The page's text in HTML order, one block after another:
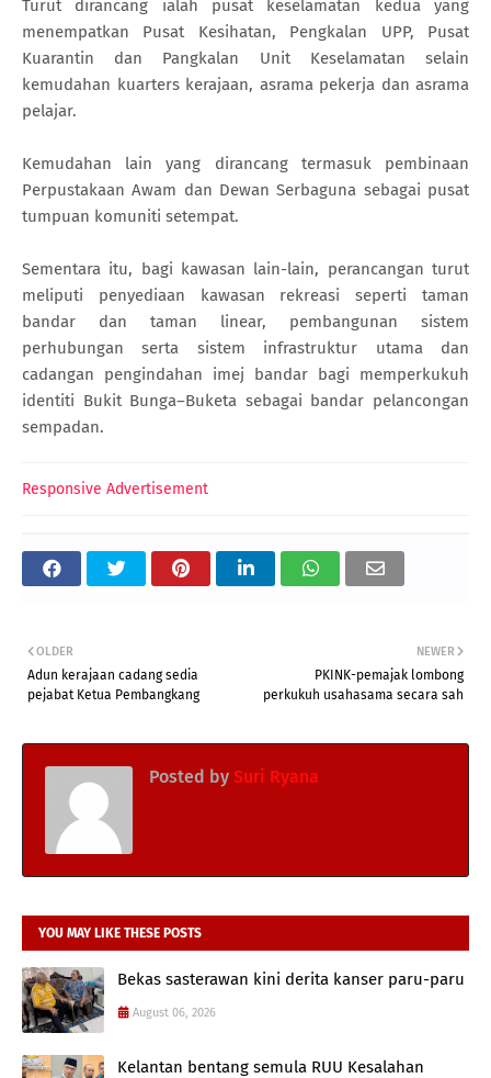
Turut dirancang ialah pusat keselamatan kedua yang
menempatkan Pusat Kesihatan, Pengkalan UPP, Pusat
Kuarantin dan Pangkalan Unit Keselamatan selain
kemudahan kuarters kerajaan, asrama pekerja dan asrama
pelajar.
Kemudahan lain yang dirancang termasuk pembinaan
Perpustakaan Awam dan Dewan Serbaguna sebagai pusat
tumpuan komuniti setempat.
Sementara itu, bagi kawasan lain-lain, perancangan turut
meliputi penyediaan kawasan rekreasi seperti taman
bandar dan taman linear, pembangunan sistem
perhubungan serta sistem infrastruktur utama dan
cadangan pengindahan imej bandar bagi memperkukuh
identiti Bukit Bunga–Buketa sebagai bandar pelancongan
sempadan.
Responsive Advertisement
NEWER
PKINK-pemajak lombong
perkukuh usahasama secara sah
OLDER
Adun kerajaan cadang sedia
pejabat Ketua Pembangkang
Posted by Suri Ryana
YOU MAY LIKE THESE POSTS
Bekas sasterawan kini derita kanser paru-paru
August 06, 2026
Kelantan bentang semula RUU Kesalahan